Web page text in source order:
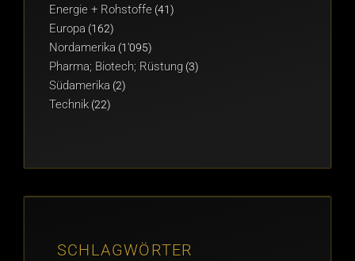
Energie + Rohstoffe (41)
Europa (162)
Nordamerika (1'095)
Pharma; Biotech; Rüstung (3)
Südamerika (2)
Technik(22)
SCHLAGWÖRTER